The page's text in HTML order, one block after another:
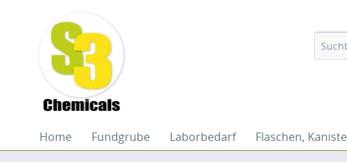
Home Fundgrube Laborbedarf Flaschen,